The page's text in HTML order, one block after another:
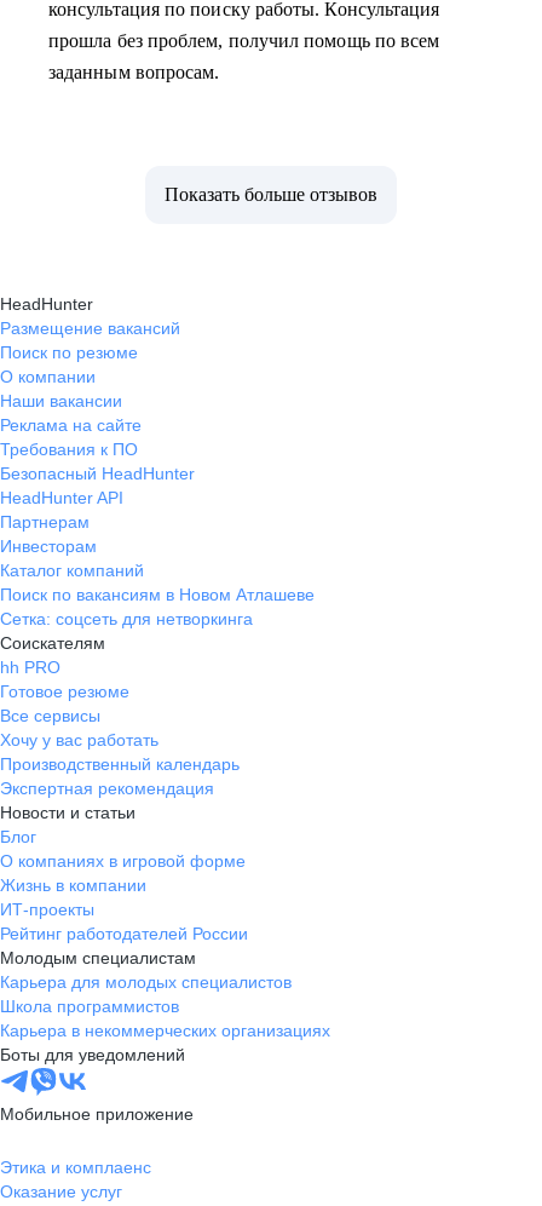
консультация по поиску работы. Консультация
прошла без проблем, получил помощь по всем
заданным вопросам.
Показать больше отзывов
HeadHunter
Размещение вакансий
Поиск по резюме
О компании
Наши вакансии
Реклама на сайте
Требования к ПО
Безопасный HeadHunter
HeadHunter API
Партнерам
Инвесторам
Каталог компаний
Поиск по вакансиям в Новом Атлашеве
Сетка: соцсеть для нетворкинга
Соискателям
hh PRO
Готовое резюме
Все сервисы
Хочу у вас работать
Производственный календарь
Экспертная рекомендация
Новости и статьи
Блог
О компаниях в игровой форме
Жизнь в компании
ИТ-проекты
Рейтинг работодателей России
Молодым специалистам
Карьера для молодых специалистов
Школа программистов
Карьера в некоммерческих организациях
Боты для уведомлений
Мобильное приложение
Этика и комплаенс
Оказание услуг